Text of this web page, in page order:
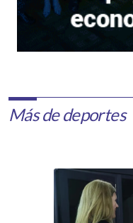
Más de deportes